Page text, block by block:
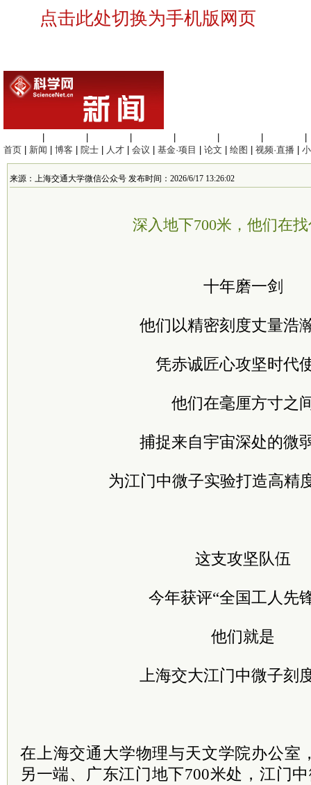
点击此处切换为手机版网页
首页
新闻 博客 院士 人才 会议 基金·项目 论文 绘图 视频·直播
来源：上海交通大学微信公众号 发布时间：2026/6/17 13:26:02
深入地下700米，他们在
十年磨一剑
他们以精密刻度丈量浩
凭赤诚匠心攻坚时代
他们在毫厘方寸之
捕捉来自宇宙深处的微
为江门中微子实验打造高精
这支攻坚队伍
今年获评“全国工人先
他们就是
上海交大江门中微子刻
在上海交通大学物理与天文学院办公室
另一端、广东江门地下700米处，江门